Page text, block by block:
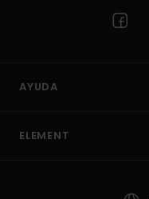
AYUDA
ELEMENT